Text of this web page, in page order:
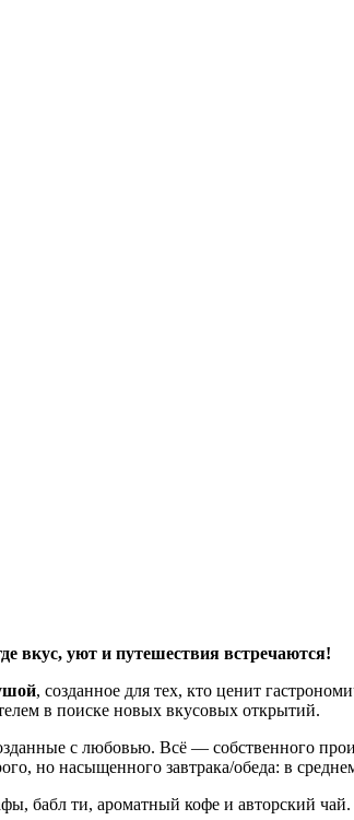
вкус, уют и путешествия встречаются!
, созданное для тех, кто ценит
в поиске новых вкусовых открытий.
с любовью. Всё — собственного
но насыщенного завтрака/обеда: в
бабл ти, ароматный кофе и авторский